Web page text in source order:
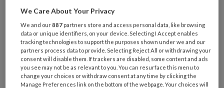
website. Deze worden gepresenteerd in de
elektronische nieuwsbrief met een link naar
het artikel op een van de themapagina’s.
Voor het uiteindelijke artikel graag deze
adviezen opvolgen:
We Care About Your Privacy
We and our887 partners store and access personal data, like browsing
data or unique identifiers, on your device. Selecting I Accept enables
tracking technologies to support the purposes shown under we and our
partners process data to provide. Selecting Reject All or withdrawing your
consent will disable them. If trackers are disabled, some content and ads
you see may not be as relevant to you. You can resurface this menu to
change your choices or withdraw consent at any time by clicking the
Manage Preferences link on the bottom of the webpage. Your choices will